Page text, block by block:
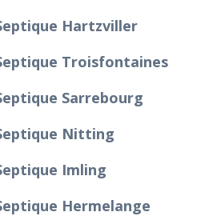
Hartzviller
Troisfontaines
Sarrebourg
Nitting
Imling
Hermelange